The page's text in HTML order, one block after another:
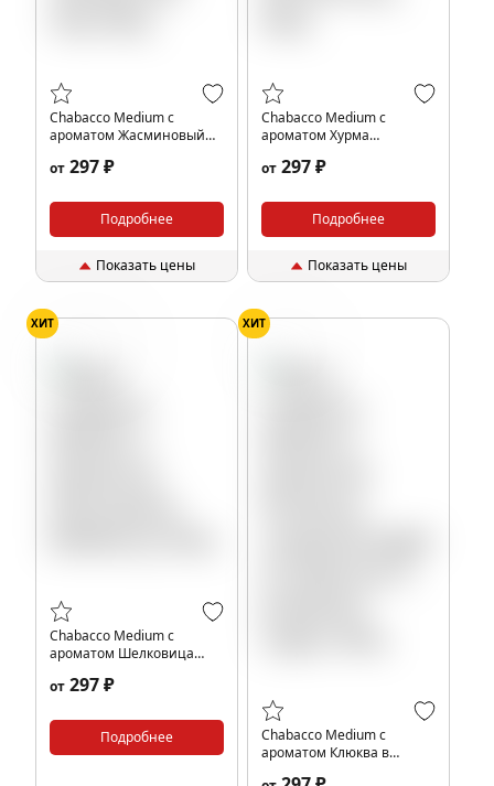
Chabacco Medium с
ароматом Жасминовый
от 297 ₽
Подробнее
Показать цены
Chabacco Medium с
ароматом Хурма
от 297 ₽
Подробнее
Показать цены
ХИТ
Chabacco Medium с
ароматом Шелковица
от 297 ₽
Подробнее
ХИТ
Chabacco Medium с
ароматом Клюква в